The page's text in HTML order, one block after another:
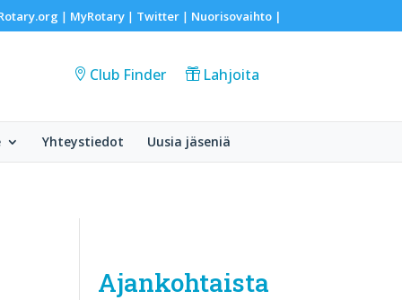
| MyRotary| Twitter| Nuorisovaihto|
Club Finder Lahjoita
Yhteystiedot Uusia jäseniä
Ajankohtaista